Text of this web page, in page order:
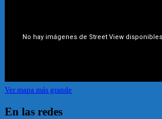
Ver mapa más grande
En las redes